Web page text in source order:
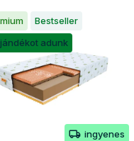
Bestseller
adunk
ingyenes